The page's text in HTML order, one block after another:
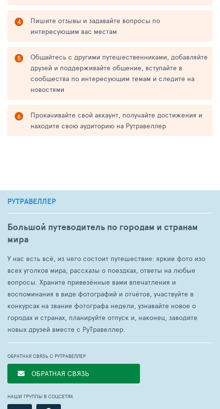
Пишите отзывы и задавайте вопросы по
интересующим вас местам
Общайтесь с другими путешественниками, добавляйте
друзей и поддерживайте общение, вступайте в
сообщества по интересующим темам и следите на
новостями
Прокачивайте свой аккаунт, получайте достижения и
находите свою аудиторию на Рутравеллер
РУТРАВЕЛЛЕР
Большой путеводитель по городам и странам
мира
У нас есть всё, из чего состоит путешествие: яркие фото изо
всех уголков мира, рассказы о поездках, ответы на любые
вопросы. Храните привезённые вами впечатления и
воспоминания в виде фотографий и отчётов, участвуйте в
конкурсах на звание фотографа недели, узнавайте новое о
городах и странах, планируйте отпуск и, наконец, заводите
новых друзей вместе с РуТравеллер.
ОБРАТНАЯ СВЯЗЬ С РУТРАВЕЛЛЕР
ОБРАТНАЯ СВЯЗЬ
НАШИ ГРУППЫ В СОЦСЕТЯХ